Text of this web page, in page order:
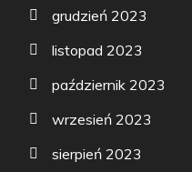
grudzień 2023
listopad 2023
październik 2023
wrzesień 2023
sierpień 2023